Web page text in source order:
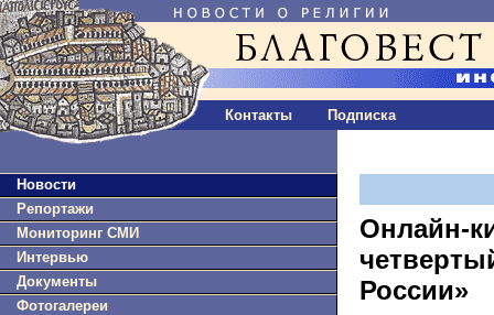
Контакты Подписка
Новости
Репортажи
Мониторинг СМИ
Интервью
Документы
Фотогалереи
Онлайн-
России»